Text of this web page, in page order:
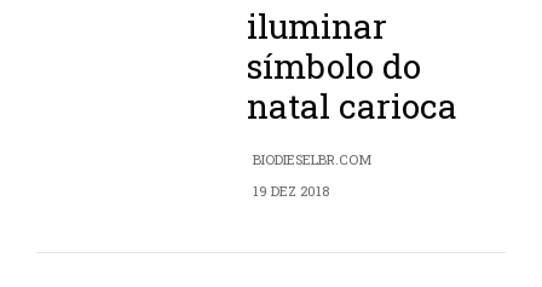
iluminar
símbolo do
natal carioca
BIODIESELBR.COM
19 DEZ 2018